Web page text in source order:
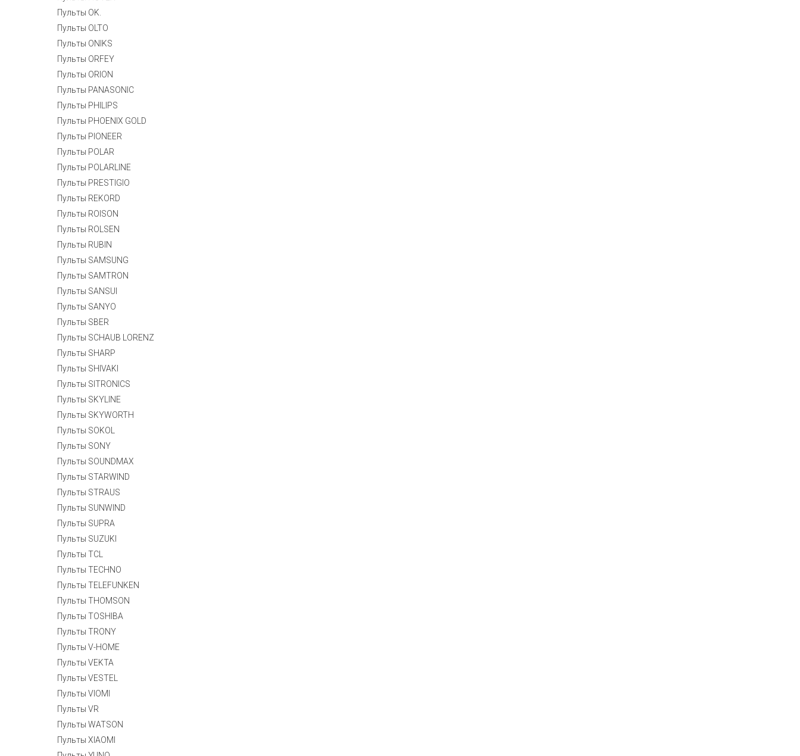
Пульты OK.
Пульты OLTO
Пульты ONIKS
Пульты ORFEY
Пульты ORION
Пульты PANASONIC
Пульты PHILIPS
Пульты PHOENIX GOLD
Пульты PIONEER
Пульты POLAR
Пульты POLARLINE
Пульты PRESTIGIO
Пульты REKORD
Пульты ROISON
Пульты ROLSEN
Пульты RUBIN
Пульты SAMSUNG
Пульты SAMTRON
Пульты SANSUI
Пульты SANYO
Пульты SBER
Пульты SCHAUB LORENZ
Пульты SHARP
Пульты SHIVAKI
Пульты SITRONICS
Пульты SKYLINE
Пульты SKYWORTH
Пульты SOKOL
Пульты SONY
Пульты SOUNDMAX
Пульты STARWIND
Пульты STRAUS
Пульты SUNWIND
Пульты SUPRA
Пульты SUZUKI
Пульты TCL
Пульты TECHNO
Пульты TELEFUNKEN
Пульты THOMSON
Пульты TOSHIBA
Пульты TRONY
Пульты V-HOME
Пульты VEKTA
Пульты VESTEL
Пульты VIOMI
Пульты VR
Пульты WATSON
Пульты XIAOMI